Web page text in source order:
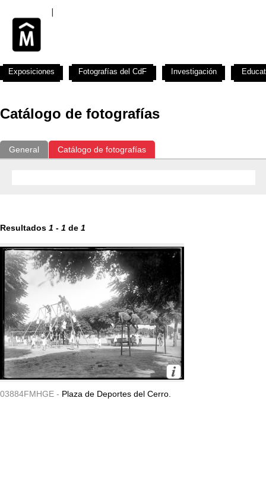
Catálogo de fotografías
General Catálogo de fotografías
Resultados 1 - 1 de 1
03884FMHGE - Plaza de Deportes del Cerro.
Exposiciones Fotografías del CdF Investigación